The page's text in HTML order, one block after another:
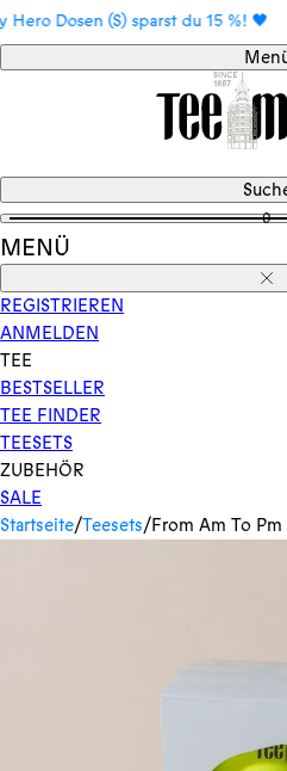
Direkt
zum
Inhalt
Dosen (S) sparst du 15 %! 🖤
0
MENÜ
REGISTRIEREN
ANMELDEN
TEE
BESTSELLER
TEE FINDER
TEESETS
ZUBEHÖR
SALE
Startseite/Teesets/From Am To Pm